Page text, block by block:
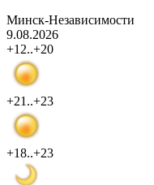
Минск-Независимости
9.08.2026
+12..+20
+21..+23
+18..+23